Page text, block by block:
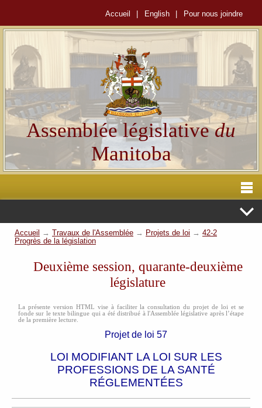
Accueil English Pour nous joindre
Assemblée législativedu
Manitoba
Accueil → Travaux de l'Assemblée → Projets de loi → 42-2
Progrès de la législation
Deuxième session, quarante-deuxième
législature
La présente version HTML vise à faciliter la consultation du projet de loi et se
fonde sur le texte bilingue qui a été distribué à l'Assemblée législative après l’étape
de la première lecture.
Projet de loi 57
LOI MODIFIANT LA LOI SUR LES
PROFESSIONS DE LA SANTÉ
RÉGLEMENTÉES